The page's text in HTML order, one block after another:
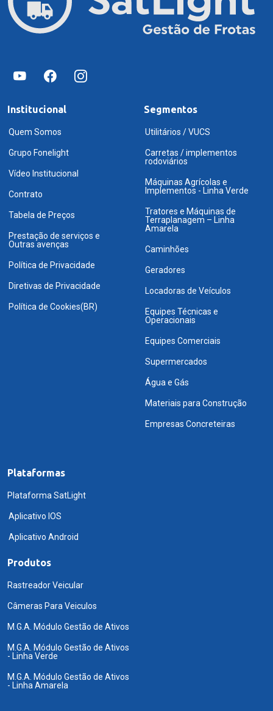
Institucional
Quem Somos
Grupo Fonelight
Vídeo Institucional
Contrato
Tabela de Preços
Prestação de serviços e
Outras avenças
Política de Privacidade
Diretivas de Privacidade
Política de Cookies(BR)
Segmentos
Utilitários / VUCS
Carretas / implementos
rodoviários
Máquinas Agrícolas e
Implementos - Linha Verde
Tratores e Máquinas de
Terraplanagem – Linha
Amarela
Caminhões
Geradores
Locadoras de Veículos
Equipes Técnicas e
Operacionais
Equipes Comerciais
Supermercados
Água e Gás
Materiais para Construção
Empresas Concreteiras
Plataformas
Plataforma SatLight
Aplicativo IOS
Aplicativo Android
Produtos
Rastreador Veicular
Câmeras Para Veiculos
M.G.A. Módulo Gestão de Ativos
M.G.A. Módulo Gestão de Ativos
- Linha Verde
M.G.A. Módulo Gestão de Ativos
- Linha Amarela